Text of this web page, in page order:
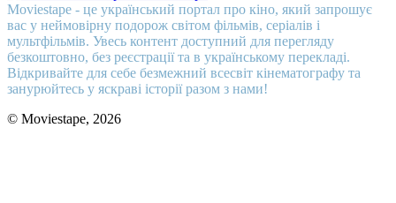
Moviestape - це український портал про кіно, який запрошує
вас у неймовірну подорож світом фільмів, серіалів і
мультфільмів. Увесь контент доступний для перегляду
безкоштовно, без реєстрації та в українському перекладі.
Відкривайте для себе безмежний всесвіт кінематографу та
занурюйтесь у яскраві історії разом з нами!
© Moviestape, 2026